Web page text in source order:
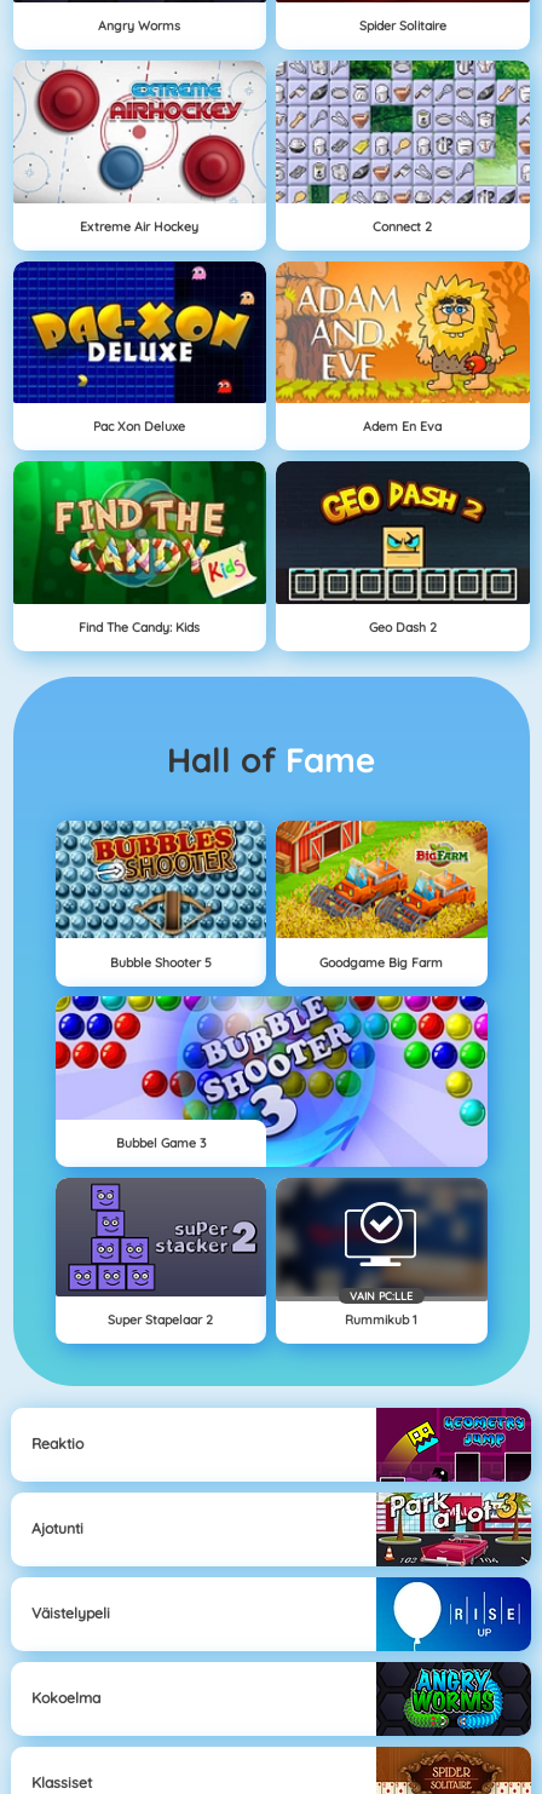
Angry Worms Spider Solitaire
Extreme Air Hockey Connect 2
Pac Xon Deluxe Adem En Eva
Find The Candy: Kids Geo Dash 2
Hall of Fame
Bubble Shooter 5 Goodgame Big Farm
Bubbel Game 3
Super Stapelaar 2
VAIN PC:LLE
Rummikub 1
Reaktio
Ajotunti
Väistelypeli
Kokoelma
Klassiset